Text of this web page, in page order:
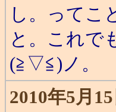
し。ってこ
と。これで
(≧▽≦)ノ。
2010年5月